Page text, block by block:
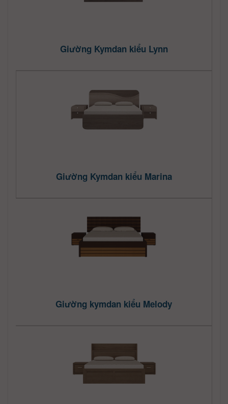
Giường Kymdan kiểu Lynn
Giường Kymdan kiểu Marina
Giường kymdan kiểu Melody